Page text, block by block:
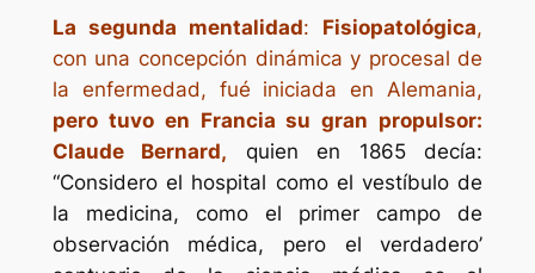
La segunda mentalidad: Fisiopatológica,
con una concepción dinámica y procesal de
la enfermedad, fué iniciada en Alemania,
pero tuvo en Francia su gran propulsor:
Claude Bernard, quien en 1865 decía:
“Considero el hospital como el vestíbulo de
la medicina, como el primer campo de
observación médica, pero el verdadero’